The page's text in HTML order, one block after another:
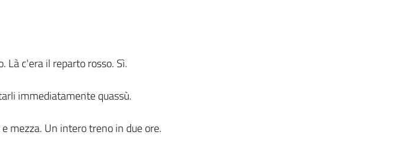
Là c'era il reparto rosso. Sì.
immediatamente quassù.
mezza. Un intero treno in due ore.